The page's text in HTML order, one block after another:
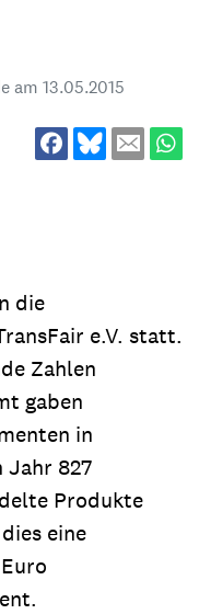
am 13.05.2015
die
e.V. statt.
Zahlen
gaben
in
Jahr 827
Produkte
eine